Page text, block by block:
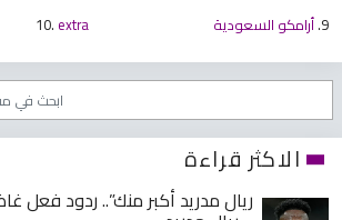
9. أرامكو السعودية 10. extra
الاكثر قراءة